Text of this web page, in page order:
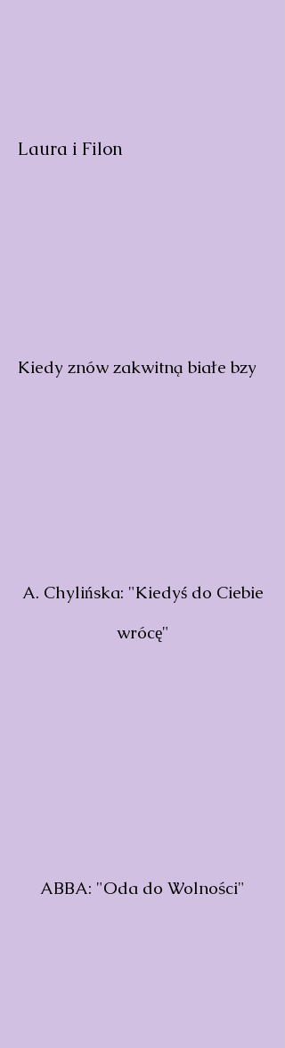
Laura i Filon
Kiedy znów zakwitną białe bzy
A. Chylińska: "Kiedyś do Ciebie
wrócę"
ABBA: "Oda do Wolności"